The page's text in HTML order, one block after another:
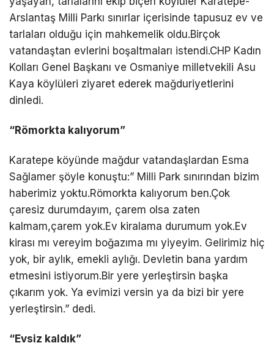
Arslantaş Milli Parkı sınırlar içerisinde tapusuz ev ve
tarlaları olduğu için mahkemelik oldu.Birçok
vatandaştan evlerini boşaltmaları istendi.CHP Kadın
Kolları Genel Başkanı ve Osmaniye milletvekili Asu
Kaya köylüleri ziyaret ederek mağduriyetlerini
dinledi.
“Römorkta kalıyorum”
Karatepe köyünde mağdur vatandaşlardan Esma
Sağlamer şöyle konuştu:” Milli Park sınırından bizim
haberimiz yoktu.Römorkta kalıyorum ben.Çok
çaresiz durumdayım, çarem olsa zaten
kalmam,çarem yok.Ev kiralama durumum yok.Ev
kirası mı vereyim boğazıma mı yiyeyim. Gelirimiz hiç
yok, bir aylık, emekli aylığı. Devletin bana yardım
etmesini istiyorum.Bir yere yerleştirsin başka
çıkarım yok. Ya evimizi versin ya da bizi bir yere
yerleştirsin.” dedi.
“Evsiz kaldık”